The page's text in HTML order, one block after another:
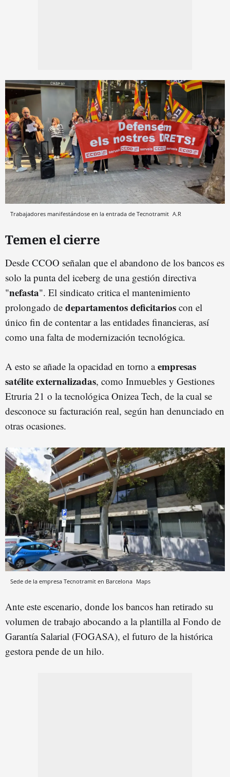
Trabajadores manifestándose en la entrada de Tecnotramit A.R
Temen el cierre
Desde CCOO señalan que el abandono de los bancos es
solo la punta del iceberg de una gestión directiva
"nefasta". El sindicato critica el mantenimiento
prolongado de departamentos deficitarios con el
único fin de contentar a las entidades financieras, así
como una falta de modernización tecnológica.
A esto se añade la opacidad en torno aempresas
satélite externalizadas, como Inmuebles y Gestiones
Etruria 21 o la tecnológica Onizea Tech, de la cual se
desconoce su facturación real, según han denunciado en
otras ocasiones.
Sede de la empresa Tecnotramit en Barcelona Maps
Ante este escenario, donde los bancos han retirado su
volumen de trabajo abocando a la plantilla al Fondo de
Garantía Salarial (FOGASA), el futuro de la histórica
gestora pende de un hilo.